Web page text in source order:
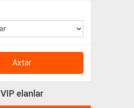
Axtar
VIP elanlar